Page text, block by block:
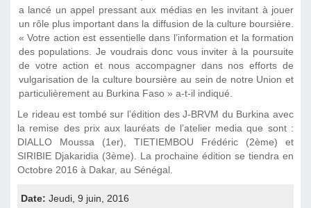
a lancé un appel pressant aux médias en les invitant à jouer
un rôle plus important dans la diffusion de la culture boursière.
« Votre action est essentielle dans l’information et la formation
des populations. Je voudrais donc vous inviter à la poursuite
de votre action et nous accompagner dans nos efforts de
vulgarisation de la culture boursière au sein de notre Union et
particulièrement au Burkina Faso » a-t-il indiqué.
Le rideau est tombé sur l’édition des J-BRVM du Burkina avec
la remise des prix aux lauréats de l’atelier media que sont :
DIALLO Moussa (1er), TIETIEMBOU Frédéric (2ème) et
SIRIBIE Djakaridia (3ème). La prochaine édition se tiendra en
Octobre 2016 à Dakar, au Sénégal.
Date: Jeudi, 9 juin, 2016